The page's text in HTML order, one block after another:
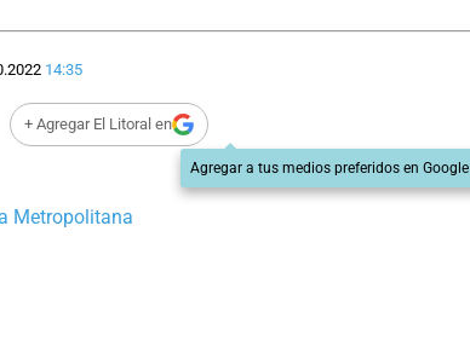
14:35
+ Agregar El Litoral en
Agregar a tus medios preferidos en Google
Metropolitana